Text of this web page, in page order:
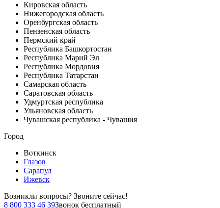
Кировская область
Нижегородская область
Оренбургская область
Пензенская область
Пермский край
Республика Башкортостан
Республика Марий Эл
Республика Мордовия
Республика Татарстан
Самарская область
Саратовская область
Удмуртская республика
Ульяновская область
Чувашская республика - Чувашия
Город
Воткинск
Глазов
Сарапул
Ижевск
Возникли вопросы? Звоните сейчас!
8 800 333 46 39Звонок бесплатный